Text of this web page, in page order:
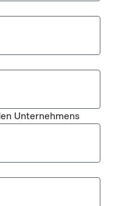
Unternehmens